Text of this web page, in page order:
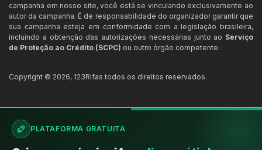
campanha em nosso site, você está se vinculando exclusivamente ao
autor da campanha. É de responsabilidade do organizador garantir que
sua campanha esteja em conformidade com a legislação brasileira,
incluindo a obtenção das autorizações necessárias junto ao Serviço
de Proteção ao Crédito (SCPC) ou outro órgão competente.
Copyright © 2026, 123Rifas todos os direitos reservados.
PLATAFORMA GRATUITA